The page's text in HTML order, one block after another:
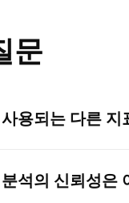
문
용되는 다른 지
석의 신뢰성은